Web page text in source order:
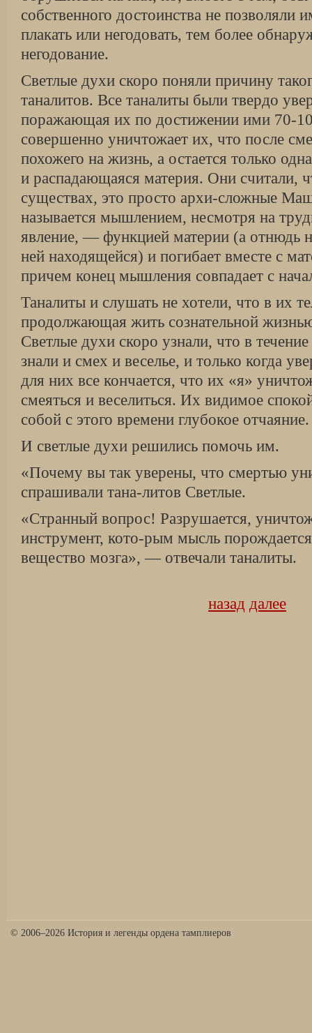
собственного достоинства не позволяли
плакать или негодовать, тем более
негодование.
Светлые духи скоро поняли причину
таналитов. Все таналиты были твердо
поражающая их по достижении ими 70-
совершенно уничтожает их, что после
похожего на жизнь, а остается только
и распадающаяся материя. Они считали,
существах, это просто архи-сложные
называется мышлением, несмотря на
явление, — функцией материи (а отнюдь
ней находящейся) и погибает вместе с
причем конец мышления совпадает с
Таналиты и слушать не хотели, что в их
продолжающая жить сознательной
Светлые духи скоро узнали, что в
знали и смех и веселье, и только когда
для них все кончается, что их «я»
смеяться и веселиться. Их видимое
собой с этого времени глубокое отчаяние.
И светлые духи решились помочь им.
«Почему вы так уверены, что смертью
спрашивали тана-литов Светлые.
«Странный вопрос! Разрушается,
инструмент, кото-рым мысль
вещество мозга», — отвечали таналиты.
назад далее
© 2006–2026 История и легенды ордена тамплиеров